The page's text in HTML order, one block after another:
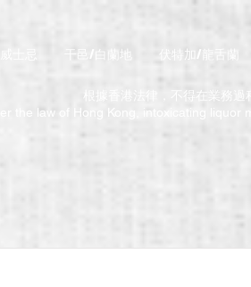
干邑/白蘭地 伏特加/龍舌蘭
根據香港法律，不得在業務
the law of Hong Kong, intoxicating